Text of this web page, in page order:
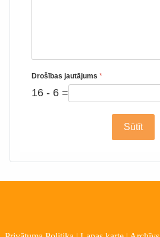
Drošības jautājums *
16 - 6 =
Sūtīt